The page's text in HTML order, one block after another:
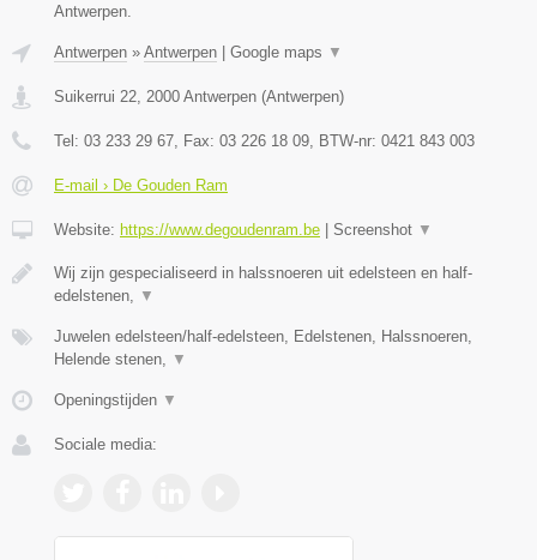
Antwerpen.
Antwerpen » Antwerpen Google maps ▼
Suikerrui 22, 2000 Antwerpen (Antwerpen)
Tel: 03 233 29 67, Fax: 03 226 18 09, BTW-nr: 0421 843 003
E-mail › De Gouden Ram
Website: https://www.degoudenram.be Screenshot ▼
Wij zijn gespecialiseerd in halssnoeren uit edelsteen en half-
edelstenen, ▼
Juwelen edelsteen/half-edelsteen, Edelstenen, Halssnoeren,
Helende stenen, ▼
Openingstijden ▼
Sociale media: